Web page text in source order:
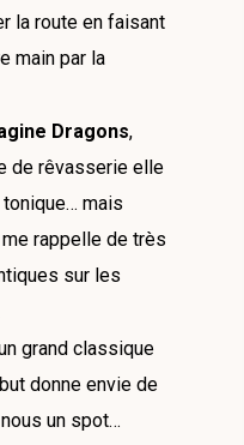
la route en faisant
main par la
Dragons,
de rêvasserie elle
mais
rappelle de très
sur les
grand classique
donne envie de
un spot…